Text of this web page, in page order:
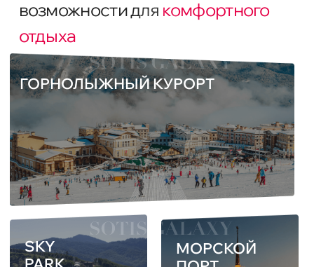
Не упустите свой шанс — бронируйте
сейчас, ведь цены не ждут, они лишь
растут!
УСПЕЙТЕ ДО
ПОВЫШЕНИЯ
ЦЕН!